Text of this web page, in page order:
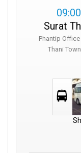
09:00
Surat
Phantip Office
Thani